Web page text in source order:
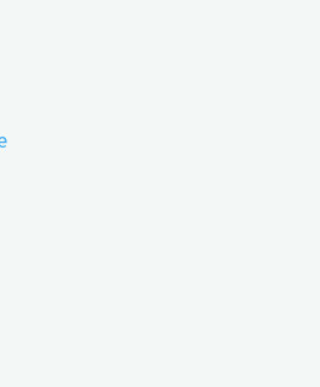
von Menschen mit
und darauf hingewiesen,
und Alzheimer-Demenz